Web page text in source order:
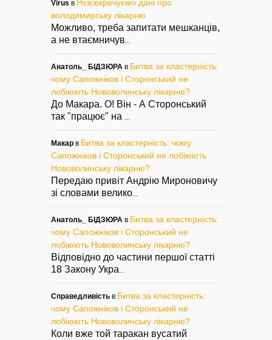
Virus в Розсекречуємо дані про
володимирську лікарню
Можливо, треба запитати мешканців,
а не втаємничув...
Анатоль_ БІДЗЮРА в Битва за кластерність:
чому Сапожніков і Сторонський не
лобіюють Нововолинську лікарню?
До Макара. О! Він - А Сторонський
так "працює" на ...
Макар в Битва за кластерність: чому
Сапожніков і Сторонський не лобіюють
Нововолинську лікарню?
Передаю привіт Андрію Мироновичу
зі словами велико...
Анатоль_ БІДЗЮРА в Битва за кластерність:
чому Сапожніков і Сторонський не
лобіюють Нововолинську лікарню?
Відповідно до частини першої статті
18 Закону Укра...
Справедливість в Битва за кластерність:
чому Сапожніков і Сторонський не
лобіюють Нововолинську лікарню?
Коли вже той таракан вусатий